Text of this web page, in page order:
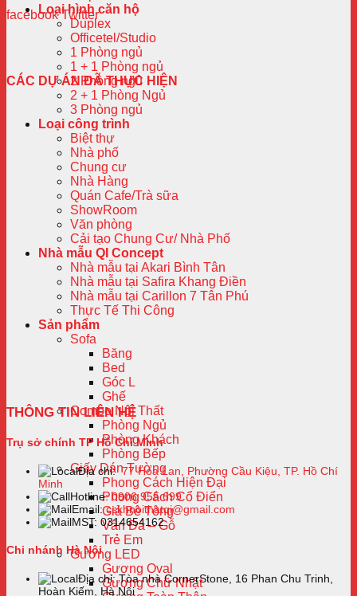
Loại hình căn hộ
Duplex
Officetel/Studio
1 Phòng ngủ
1 + 1 Phòng ngủ
2 Phòng ngủ
2 + 1 Phòng Ngủ
3 Phòng ngủ
Loại công trình
Biệt thự
Nhà phố
Chung cư
Nhà Hàng
Quán Cafe/Trà sữa
ShowRoom
Văn phòng
Cải tạo Chung Cư/ Nhà Phố
Nhà mẫu QI Concept
Nhà mẫu tại Akari Bình Tân
Nhà mẫu tại Safira Khang Điền
Nhà mẫu tại Carillon 7 Tân Phú
Thực Tế Thi Công
Sản phẩm
Sofa
Băng
Bed
Góc L
Ghế
Combo Nội Thất
Phòng Ngủ
Phòng Khách
Phòng Bếp
Giấy Dán Tường
Phong Cách Hiện Đại
Phong Cách Cổ Điển
Giả Bê Tông
Vân Đá – Gỗ
Trẻ Em
Gương LED
Gương Oval
Gương Chữ Nhật
facebook Twitter
CÁC DỰ ÁN ĐÃ THỰC HIỆN
THÔNG TIN LIÊN HỆ
Trụ sở chính TP Hồ Chí Minh
Địa chỉ:77 Hoa Lan, Phường Cầu Kiệu, TP. Hồ Chí
Minh
Hotline:0906 955 699
Email:cskhnoithatqi@gmail.com
MST: 0314654162
Chi nhánh Hà Nội
Địa chỉ: Tòa nhà CornerStone, 16 Phan Chu Trinh,
Hoàn Kiếm, Hà Nội